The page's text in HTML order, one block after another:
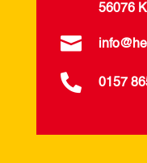
56076

 0157